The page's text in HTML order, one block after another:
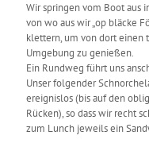
Wir springen vom Boot aus
von wo aus wir „op bläcke
klettern, um von dort
Umgebung zu genießen.
Ein Rundweg führt uns
Unser folgender
ereignislos (bis auf den
Rücken), so dass wir recht
zum Lunch jeweils ein